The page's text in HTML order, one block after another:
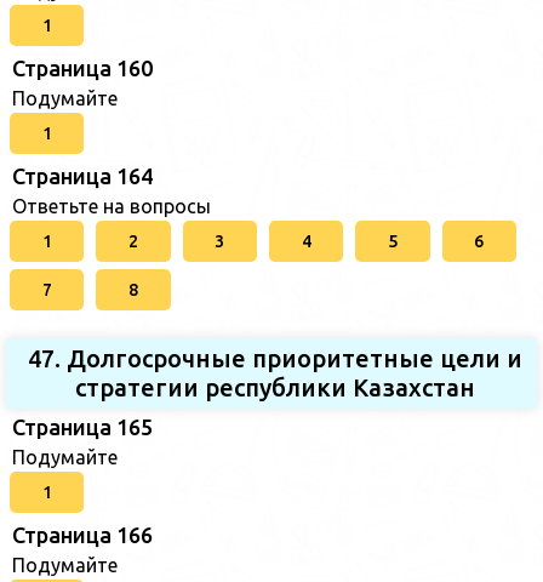
1
Страница 160
Подумайте
1
Страница 164
Ответьте на вопросы
1 2 3 4 5 6
7 8
47. Долгосрочные приоритетные цели и
стратегии республики Казахстан
Страница 165
Подумайте
1
Страница 166
Подумайте